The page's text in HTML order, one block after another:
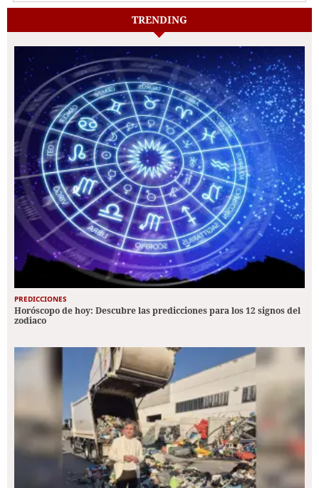
TRENDING
PREDICCIONES
Horóscopo de hoy: Descubre las predicciones para los 12 signos del
zodiaco